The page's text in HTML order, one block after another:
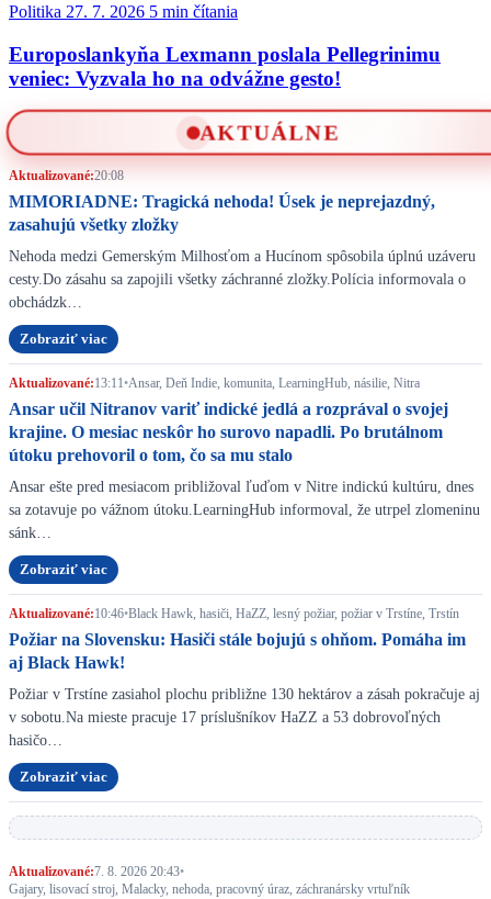
Politika 27. 7. 2026 5 min čítania
Europoslankyňa Lexmann poslala Pellegrinimu
veniec: Vyzvala ho na odvážne gesto!
AKTUÁLNE
Aktualizované:20:08
MIMORIADNE: Tragická nehoda! Úsek je neprejazdný,
zasahujú všetky zložky
Nehoda medzi Gemerským Milhosťom a Hucínom spôsobila úplnú uzáveru
cesty.Do zásahu sa zapojili všetky záchranné zložky.Polícia informovala o
obchádzk…
Zobraziť viac
Aktualizované:13:11•Ansar, Deň Indie, komunita, LearningHub, násilie, Nitra
Ansar učil Nitranov variť indické jedlá a rozprával o svojej
krajine. O mesiac neskôr ho surovo napadli. Po brutálnom
útoku prehovoril o tom, čo sa mu stalo
Ansar ešte pred mesiacom približoval ľuďom v Nitre indickú kultúru, dnes
sa zotavuje po vážnom útoku.LearningHub informoval, že utrpel zlomeninu
sánk…
Zobraziť viac
Aktualizované:10:46•Black Hawk, hasiči, HaZZ, lesný požiar, požiar v Trstíne, Trstín
Požiar na Slovensku: Hasiči stále bojujú s ohňom. Pomáha im
aj Black Hawk!
Požiar v Trstíne zasiahol plochu približne 130 hektárov a zásah pokračuje aj
v sobotu.Na mieste pracuje 17 príslušníkov HaZZ a 53 dobrovoľných
hasičo…
Zobraziť viac
Aktualizované:7. 8. 2026 20:43•
Gajary, lisovací stroj, Malacky, nehoda, pracovný úraz, záchranársky vrtuľník